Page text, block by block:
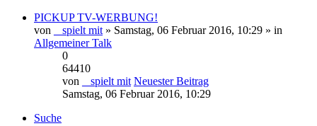
PICKUP TV-WERBUNG!
von
_ spielt mit » Samstag, 06 Februar 2016, 10:29 » in
Allgemeiner Talk
0
64410
von
_ spielt mit Neuester Beitrag
Samstag, 06 Februar 2016, 10:29
Suche